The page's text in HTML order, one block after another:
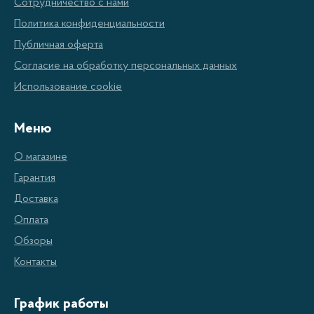
любую кухню, не занимая много места.
Особенности микроволновых
печей Mystery
эффективного использования мощности.
Автоматические режимы готовки для
быстрого и легкого приготовления блюд.
Обладает лазерным сканером для точной
идентификации продукта.
Имеет многофункциональное управление,
включая легкое управление температурой и
Сотрудничество с нами
Политика конфиденциальности
Публичная оферта
Согласие на обработку персональных данных
Использование cookie
Меню
О магазине
Гарантия
Доставка
Оплата
Обзоры
Контакты
График работы